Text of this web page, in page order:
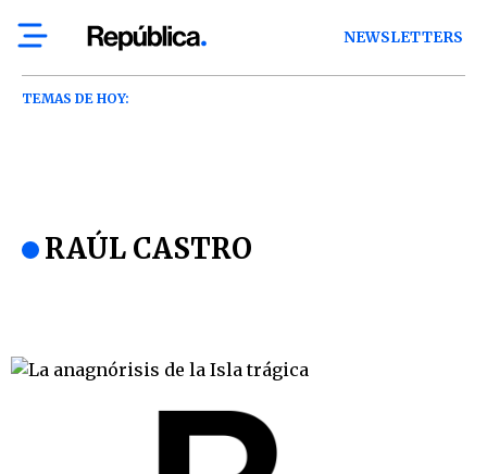
NEWSLETTERS
TEMAS DE HOY:
RAÚL CASTRO